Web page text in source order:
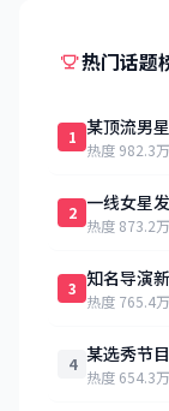
热门话题
1 某顶流男
热度 982.3万
2 一线女星
热度 873.2万
3 知名导演
热度 765.4万
4 某选秀节
热度 654.3万